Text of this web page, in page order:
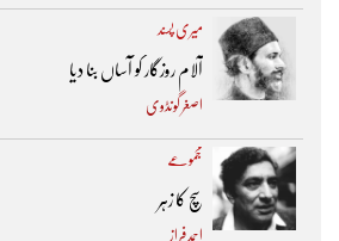
میری پسند
آلام روزگار کو آساں بنا دیا
اصغر گونڈوی
مجموعے
سچ کا زہر
احمد فراز